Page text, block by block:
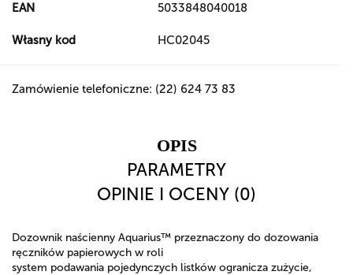
EAN 5033848040018
Własny kod HC02045
Zamówienie telefoniczne: (22) 624 73 83
OPIS
PARAMETRY
OPINIE I OCENY (0)
Dozownik naścienny Aquarius™ przeznaczony do dozowania
ręczników papierowych w roli
system podawania pojedynczych listków ogranicza zużycie,